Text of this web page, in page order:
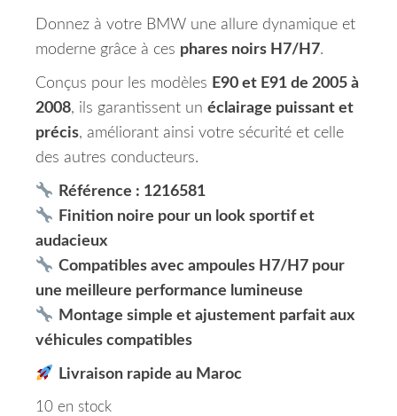
Donnez à votre BMW une allure dynamique et
moderne grâce à ces phares noirs H7/H7.
Conçus pour les modèles E90 et E91 de 2005 à
2008, ils garantissent un éclairage puissant et
précis, améliorant ainsi votre sécurité et celle
des autres conducteurs.
Référence : 1216581
Finition noire pour un look sportif et
audacieux
Compatibles avec ampoules H7/H7 pour
une meilleure performance lumineuse
Montage simple et ajustement parfait aux
véhicules compatibles
Livraison rapide au Maroc
10 en stock